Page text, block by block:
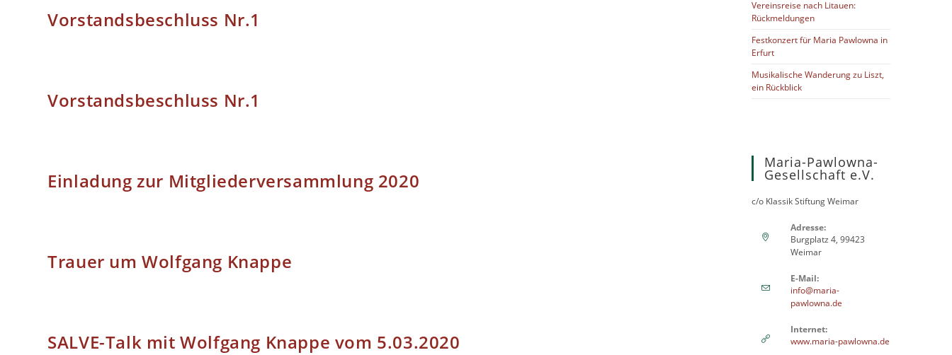
Vorstandsbeschluss Nr.1
Vorstandsbeschluss Nr.1
Einladung zur Mitgliederversammlung 2020
Trauer um Wolfgang Knappe
SALVE-Talk mit Wolfgang Knappe vom 5.03.2020
Vereinsreise nach Litauen:
Rückmeldungen
Festkonzert für Maria Pawlowna in
Erfurt
Musikalische Wanderung zu Liszt,
ein Rückblick
Maria-Pawlowna-
Gesellschaft e.V.
c/o Klassik Stiftung Weimar
Adresse:
Burgplatz 4, 99423
Weimar
E-Mail:
info@maria-
pawlowna.deОткроется
приложении
Internet:
www.maria-pawlowna.de